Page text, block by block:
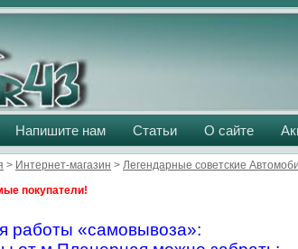
Напишите нам Статьи О сайте
> Интернет-магазин > Легендарные советские
покупатели!
работы «самовывоза»: